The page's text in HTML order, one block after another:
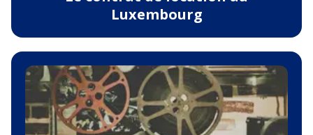
Luxembourg